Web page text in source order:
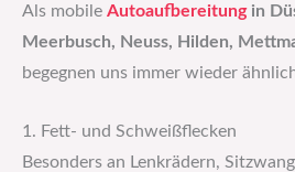
Als mobile Autoaufbereitungin
Meerbusch, Neuss, Hilden,
begegnen uns immer wieder
1. Fett- und Schweißflecken
Besonders an Lenkrädern,